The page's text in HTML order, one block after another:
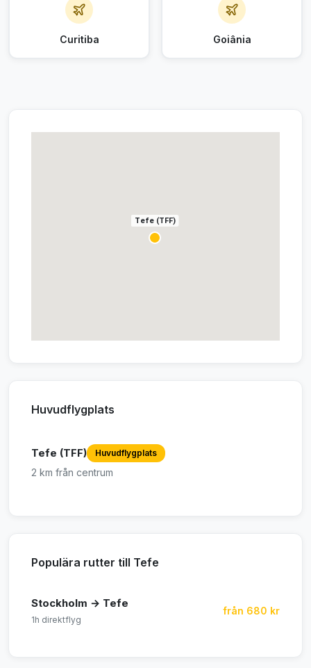
Curitiba Goiânia
Tefe (TFF)
Huvudflygplats
Tefe (TFF) Huvudflygplats
2 km från centrum
Populära rutter till Tefe
Stockholm → Tefe
1h direktflyg
från 680 kr